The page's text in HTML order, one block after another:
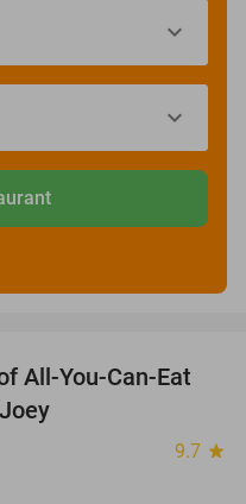
32%
All-You-Can-Eat
9.7 star